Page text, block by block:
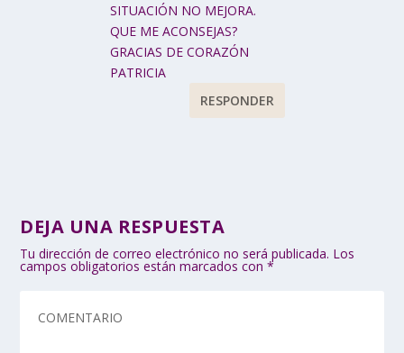
SITUACIÓN NO MEJORA.
QUE ME ACONSEJAS?
GRACIAS DE CORAZÓN
PATRICIA
RESPONDER
DEJA UNA RESPUESTA
Tu dirección de correo electrónico no será publicada. Los
campos obligatorios están marcados con*